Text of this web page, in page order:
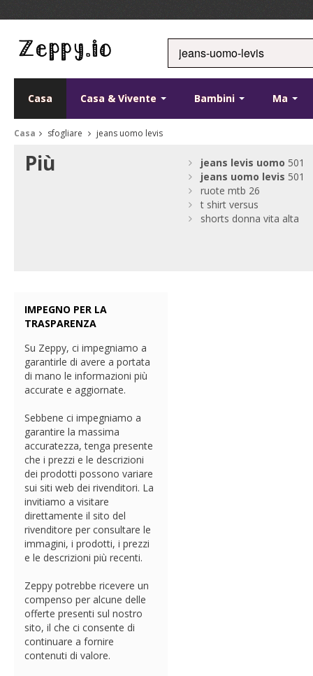
Casa Casa & Vivente Bambini Ma
Casa sfogliare jeans uomo levis
Più jeans levis uomo 501
jeans uomo levis 501
ruote mtb 26
t shirt versus
shorts donna vita alta
IMPEGNO PER LA
TRASPARENZA
Su Zeppy, ci impegniamo a
garantirle di avere a portata
di mano le informazioni più
accurate e aggiornate.
Sebbene ci impegniamo a
garantire la massima
accuratezza, tenga presente
che i prezzi e le descrizioni
dei prodotti possono variare
sui siti web dei rivenditori. La
invitiamo a visitare
direttamente il sito del
rivenditore per consultare le
immagini, i prodotti, i prezzi
e le descrizioni più recenti.
Zeppy potrebbe ricevere un
compenso per alcune delle
offerte presenti sul nostro
sito, il che ci consente di
continuare a fornire
contenuti di valore.